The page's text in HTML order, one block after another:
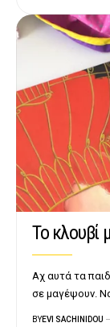
Το κλουβί
Αχ αυτά τα
σε μαγέψουν.
BYEVI SACHINIDOU